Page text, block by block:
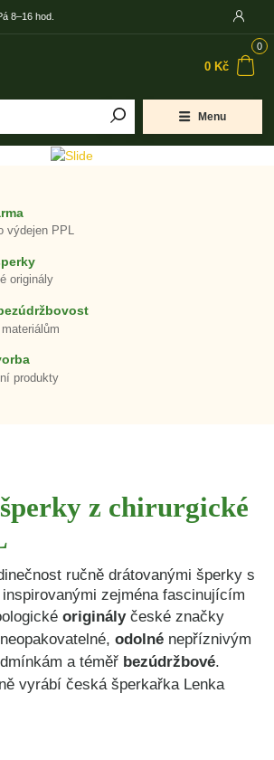
Menu
8–16 hod.
0
0 Kč
výdejen PPL
originály
produkty
z chirurgické
ručně drátovanými šperky s
zejména fascinujícím
originály české značky
odolné nepříznivým
a téměř bezúdržbové.
vyrábí česká šperkařka Lenka